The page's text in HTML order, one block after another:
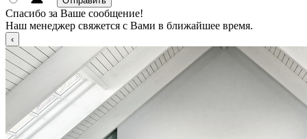
Спасибо за Ваше сообщение!
Наш менеджер свяжется с Вами в ближайшее время.